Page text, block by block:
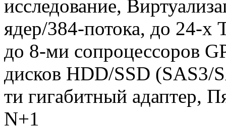
исследование,
ядер/384-потока, до 24-х
до 8-ми сопроцессоров
дисков HDD/SSD (SAS3/
ти гигабитный адаптер,
N+1